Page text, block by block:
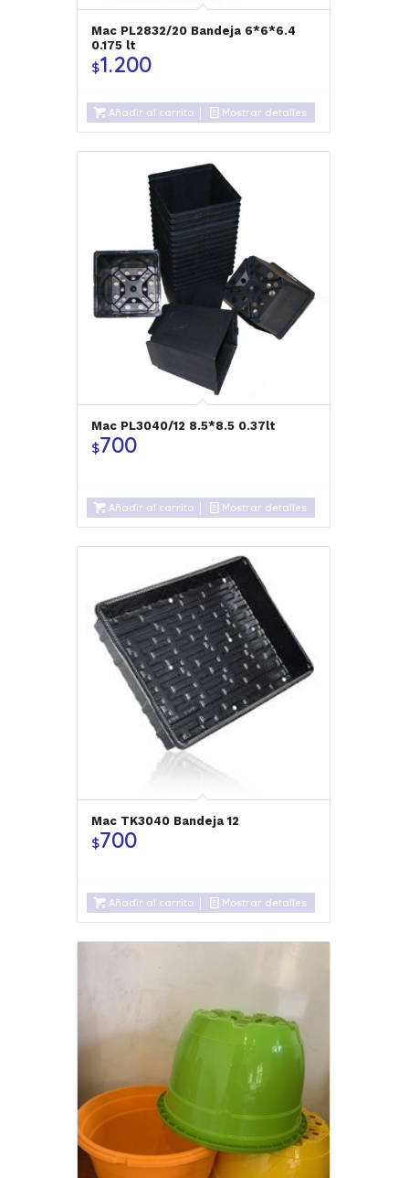
Mac PL2832/20 Bandeja 6*6*6.4
0.175 lt
$1.200
Añadir al carrito Mostrar detalles
Mac PL3040/12 8.5*8.5 0.37lt
$700
Añadir al carrito Mostrar detalles
Mac TK3040 Bandeja 12
$700
Añadir al carrito Mostrar detalles